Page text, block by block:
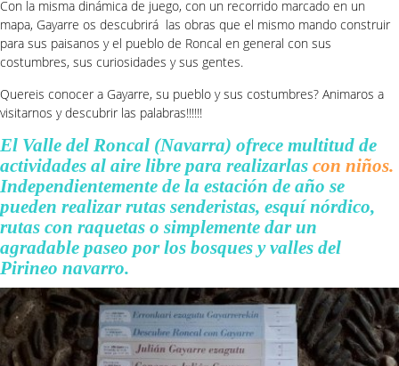
Con la misma dinámica de juego, con un recorrido marcado en un
mapa, Gayarre os descubrirá las obras que el mismo mando construir
para sus paisanos y el pueblo de Roncal en general con sus
costumbres, sus curiosidades y sus gentes.
Quereis conocer a Gayarre, su pueblo y sus costumbres? Animaros a
visitarnos y descubrir las palabras!!!!!!
El Valle del Roncal (Navarra) ofrece multitud de
actividades al aire libre para realizarlas con niños.
Independientemente de la estación de año se
pueden realizar rutas senderistas, esquí nórdico,
rutas con raquetas o simplemente dar un
agradable paseo por los bosques y valles del
Pirineo navarro.